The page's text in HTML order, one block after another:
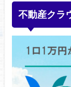
不動産クラ